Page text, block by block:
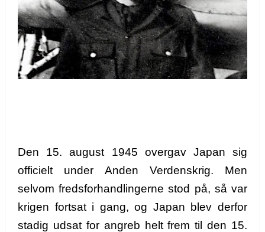
Den 15. august 1945 overgav Japan sig
officielt under Anden Verdenskrig. Men
selvom fredsforhandlingerne stod på, så var
krigen fortsat i gang, og Japan blev derfor
stadig udsat for angreb helt frem til den 15.